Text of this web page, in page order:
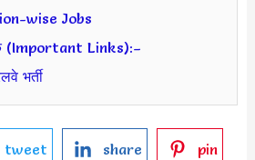
wise Jobs
(Important Links):–
भर्ती
tweet share pin